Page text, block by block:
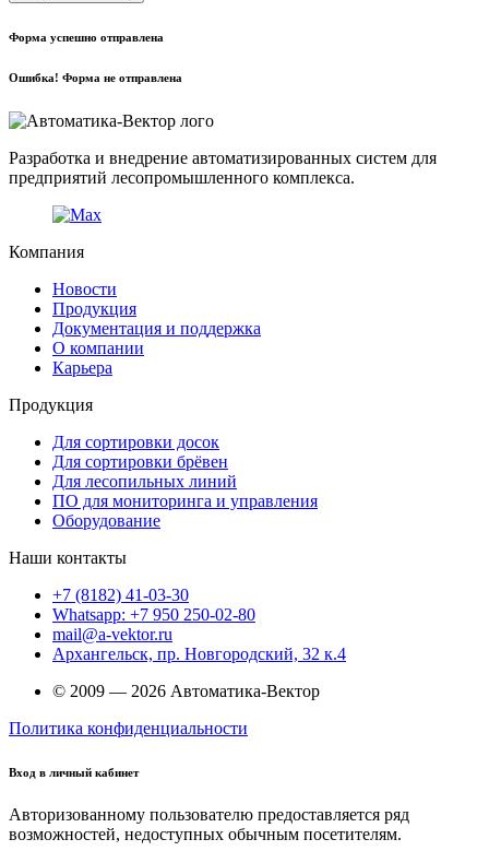
Форма успешно отправлена
Ошибка! Форма не отправлена
Разработка и внедрение автоматизированных систем для
предприятий лесопромышленного комплекса.
Компания
Новости
Продукция
Документация и поддержка
О компании
Карьера
Продукция
Для сортировки досок
Для сортировки брёвен
Для лесопильных линий
ПО для мониторинга и управления
Оборудование
Наши контакты
+7 (8182) 41-03-30
Whatsapp: +7 950 250-02-80
mail@a-vektor.ru
Архангельск, пр. Новгородский, 32 к.4
© 2009 — 2026 Автоматика-Вектор
Политика конфиденциальности
Вход в личный кабинет
Авторизованному пользователю предоставляется ряд
возможностей, недоступных обычным посетителям.